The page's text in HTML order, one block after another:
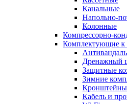
Канальные
Напольно-
Колонные
Компрессорно-
Комплектующие к
Дренажный
Защитные
Зимние
Кронштейны
Кабель и